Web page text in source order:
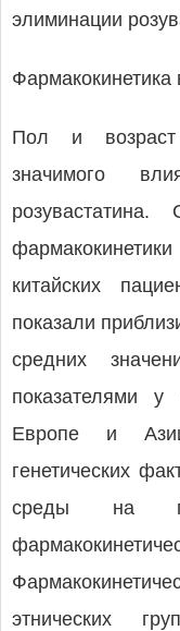
элиминации
Фармакокинетика
Пол и возраст
значимого
розувастатина.
китайских
показали
средних
показателями
Европе и
генетических
среды на
этнических